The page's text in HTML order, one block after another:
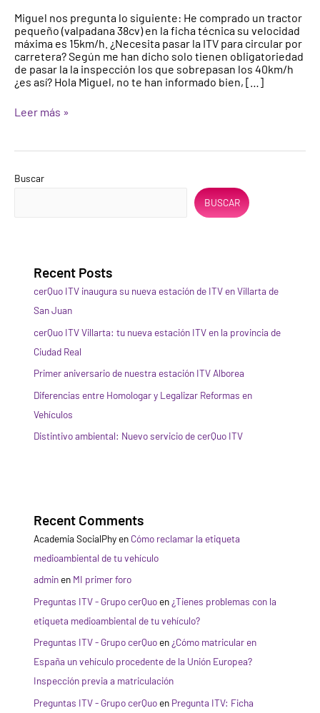
Miguel nos pregunta lo siguiente: He comprado un tractor
pequeño (valpadana 38cv) en la ficha técnica su velocidad
máxima es 15km/h. ¿Necesita pasar la ITV para circular por
carretera? Según me han dicho solo tienen obligatoriedad
de pasar la la inspección los que sobrepasan los 40km/h
¿es así? Hola Miguel, no te han informado bien, […]
circular
por
carretera?
Leer más »
Buscar
BUSCAR
Recent Posts
cerQuo ITV inaugura su nueva estación de ITV en Villarta de
San Juan
cerQuo ITV Villarta: tu nueva estación ITV en la provincia de
Ciudad Real
Primer aniversario de nuestra estación ITV Alborea
Diferencias entre Homologar y Legalizar Reformas en
Vehículos
Distintivo ambiental: Nuevo servicio de cerQuo ITV
Recent Comments
Academia SocialPhyen Cómo reclamar la etiqueta
medioambiental de tu vehículo
adminen MI primer foro
Preguntas ITV - Grupo cerQuoen ¿Tienes problemas con la
etiqueta medioambiental de tu vehículo?
Preguntas ITV - Grupo cerQuoen ¿Cómo matricular en
España un vehículo procedente de la Unión Europea?
Inspección previa a matriculación
Preguntas ITV - Grupo cerQuoen Pregunta ITV: Ficha